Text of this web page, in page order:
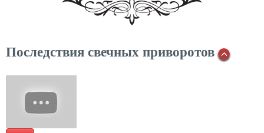
Последствия свечных приворотов